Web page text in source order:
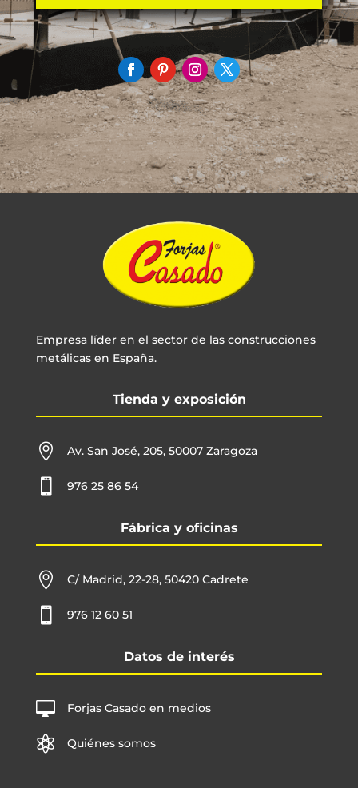
Empresa líder en el sector de las construcciones
metálicas en España.
Tienda y exposición
 Av. San José, 205, 50007 Zaragoza
 976 25 86 54
Fábrica y oficinas
 C/ Madrid, 22-28, 50420 Cadrete
 976 12 60 51
Datos de interés
 Forjas Casado en medios
 Quiénes somos